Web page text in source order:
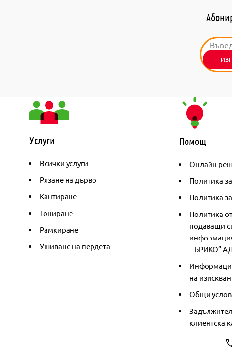
Услуги
Всички услуги
Рязане на дърво
Кантиране
Тониране
Рамкиране
Ушиване на пердета
Помощ
Онлайн
Политика
Политика
Политика
подаващи
– БРИКО” АД
на
Общи
клиентска